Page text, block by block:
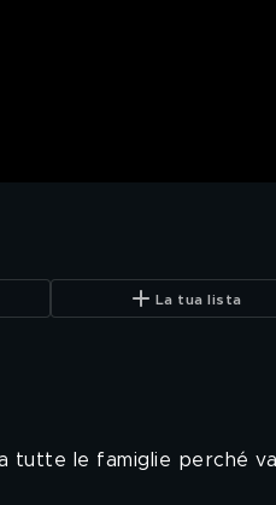
La tua lista
tutte le famiglie perché